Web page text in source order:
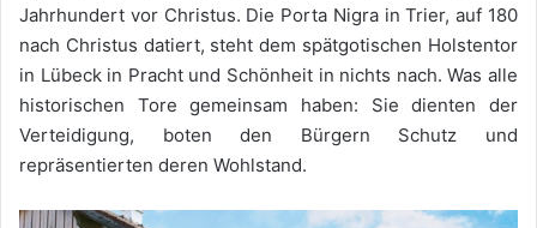
Jahrhundert vor Christus. Die Porta Nigra in Trier, auf 180
nach Christus datiert, steht dem spätgotischen Holstentor
in Lübeck in Pracht und Schönheit in nichts nach. Was alle
historischen Tore gemeinsam haben: Sie dienten der
Verteidigung, boten den Bürgern Schutz und
repräsentierten deren Wohlstand.